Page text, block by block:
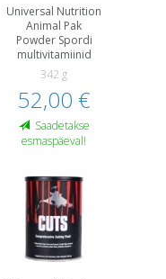
Universal Nutrition
Animal Pak
Powder Spordi
multivitamiinid
342 g
52,00 €
Saadetakse
esmaspäeval!